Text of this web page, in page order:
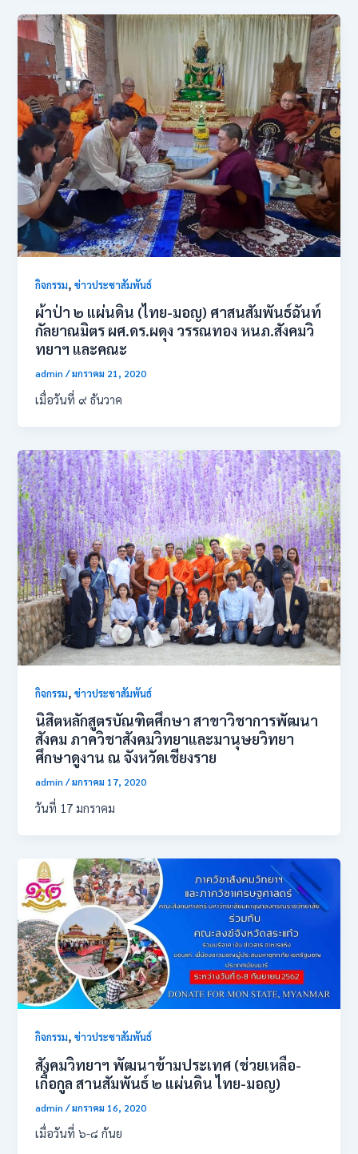
กิจกรรม ,ข่าวประชาสัมพันธ์
ผ้าป่า ๒ แผ่นดิน (ไทย-มอญ) ศาสนสัมพันธ์ฉันท์
กัลยาณมิตร ผศ.ดร.ผดุง วรรณทอง หนภ.สังคมวิ
ทยาฯ และคณะ
admin/มกราคม 21, 2020
เมื่อวันที่ ๙ ธันวาค
กิจกรรม ,ข่าวประชาสัมพันธ์
นิสิตหลักสูตร​บัณฑิต​ศึกษา​ สาขาวิชาการพัฒนา​
สังคม ​ภาควิชาสังคมวิทยาและมานุษยวิทยา
ศึกษาดูงาน​ ณ​ จังหวัดเชียงราย
admin/มกราคม 17, 2020
วันที่​ 17​ มกราคม​
กิจกรรม,ข่าวประชาสัมพันธ์
สังคมวิทยาฯ พัฒนาข้ามประเทศ (ช่วยเหลือ-
เกื้อกูล สานสัมพันธ์ ๒ แผ่นดิน ไทย-มอญ)
admin/มกราคม 16, 2020
เมื่อวันที่ ๖-๘ กันย